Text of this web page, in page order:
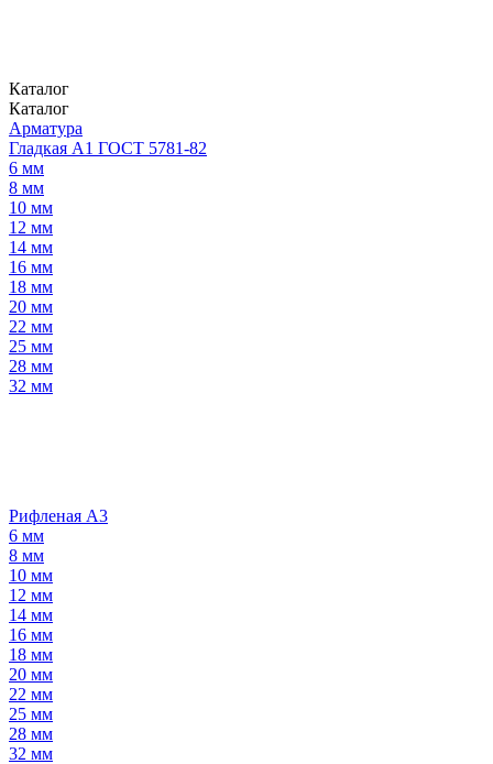
Каталог
Каталог
Арматура
Гладкая А1 ГОСТ 5781-82
6 мм
8 мм
10 мм
12 мм
14 мм
16 мм
18 мм
20 мм
22 мм
25 мм
28 мм
32 мм
Рифленая А3
6 мм
8 мм
10 мм
12 мм
14 мм
16 мм
18 мм
20 мм
22 мм
25 мм
28 мм
32 мм